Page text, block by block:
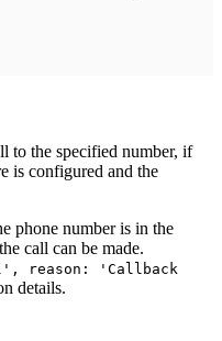
to the specified number, if
is configured and the
phone number is in the
call can be made.
'Callback
details.